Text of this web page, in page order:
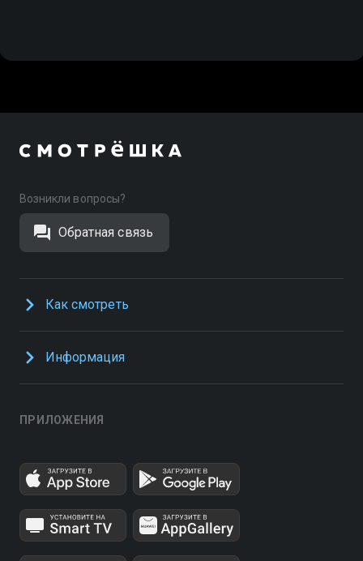
Возникли вопросы?
Обратная связь
Как смотреть
Информация
ПРИЛОЖЕНИЯ